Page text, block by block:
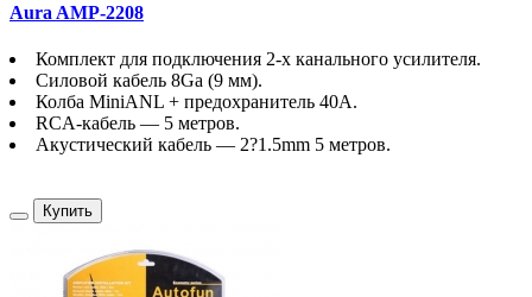
Aura AMP-2208
Комплект для подключения 2-х канального усилителя.
Силовой кабель 8Ga (9 мм).
Колба MiniANL + предохранитель 40A.
RCA-кабель — 5 метров.
Акустический кабель — 2?1.5mm 5 метров.
Купить